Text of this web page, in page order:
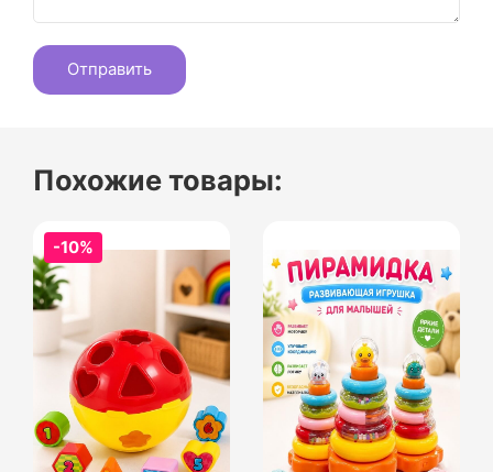
Похожие товары:
-10%